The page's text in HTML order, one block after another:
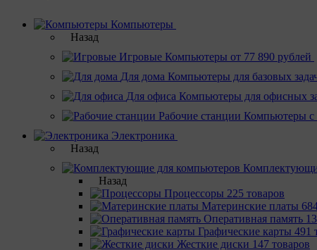
Компьютеры
Назад
Игровые Компьютеры от 77 890 рублей
Для дома Компьютеры для базовых
Для офиса Компьютеры для офисных
Рабочие станции Компьютеры
Электроника
Назад
Назад
Процессоры 225 товаров
Материнcкие платы
Оперативная память
Графические карты 491
Жесткие диски 147 товаров